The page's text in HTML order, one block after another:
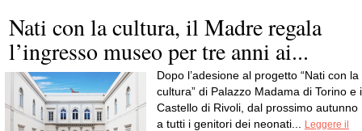
Nati con la cultura, il Madre regala
l’ingresso museo per tre anni ai...
Dopo l’adesione al progetto “Nati con la
cultura” di Palazzo Madama di Torino e
Castello di Rivoli, dal prossimo autunno
a tutti i genitori dei neonati...
Leggere il